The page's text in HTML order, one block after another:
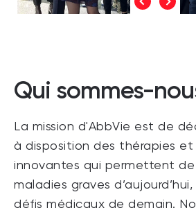
Qui sommes-
La mission d'AbbVie est de
à disposition des thérapies et
innovantes qui permettent de
maladies graves
défis médicaux de demain.